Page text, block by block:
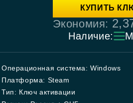
КУПИТЬ
Экономия:
Наличие:
Операционная система: Windows
Платформа: Steam
Тип: Ключ активации